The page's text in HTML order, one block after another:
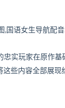
,国语女生导航配
忠实玩家在原作
这些内容全部展